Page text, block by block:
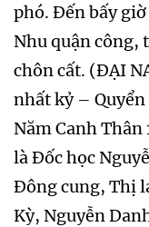
phó. Đến bấy
Nhu quận công,
chôn cất. (ĐẠI
nhất kỷ –
Năm Canh
là Đốc học
Đông cung, Thị
Kỳ, Nguyễn